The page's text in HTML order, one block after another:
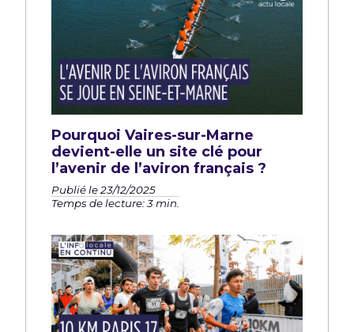
Pourquoi Vaires-sur-Marne
devient-elle un site clé pour
l’avenir de l’aviron français ?
Publié le 23/12/2025
Temps de lecture: 3 min.